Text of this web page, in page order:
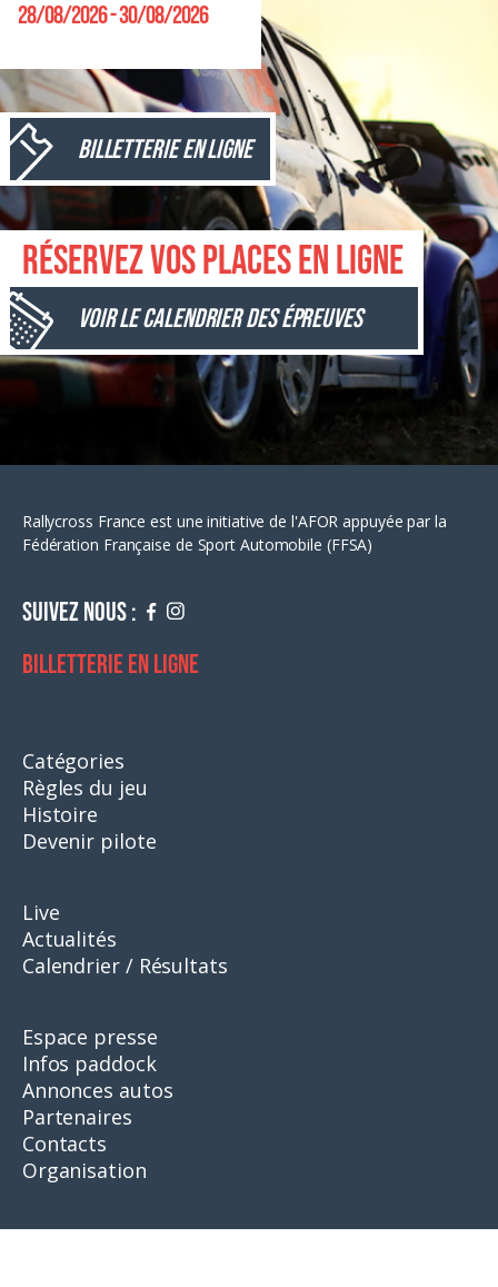
28/08/2026 - 30/08/2026
Billetterie en ligne
Réservez vos places en ligne
Voir le calendrier des épreuves
Rallycross France est une initiative de l'AFOR appuyée par la
Fédération Française de Sport Automobile (FFSA)
Suivez nous :
Billetterie en ligne
Catégories
Règles du jeu
Histoire
Devenir pilote
Live
Actualités
Calendrier / Résultats
Espace presse
Infos paddock
Annonces autos
Partenaires
Contacts
Organisation